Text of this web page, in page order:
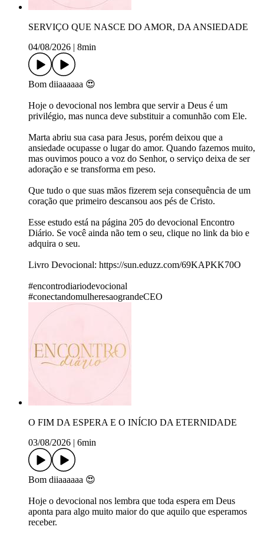
SERVIÇO QUE NASCE DO AMOR, DA ANSIEDADE
04/08/2026
8min
Bom diiaaaaaa 😍
Hoje o devocional nos lembra que servir a Deus é um
privilégio, mas nunca deve substituir a comunhão com Ele.
Marta abriu sua casa para Jesus, porém deixou que a
ansiedade ocupasse o lugar do amor. Quando fazemos muito,
mas ouvimos pouco a voz do Senhor, o serviço deixa de ser
adoração e se transforma em peso.
Que tudo o que suas mãos fizerem seja consequência de um
coração que primeiro descansou aos pés de Cristo.
Esse estudo está na página 205 do devocional Encontro
Diário. Se você ainda não tem o seu, clique no link da bio e
adquira o seu.
Livro Devocional: https://sun.eduzz.com/69KAPKK70O
#encontrodiariodevocional
#conectandomulheresaograndeCEO
O FIM DA ESPERA E O INÍCIO DA ETERNIDADE
03/08/2026
6min
Bom diiaaaaaa 😍
Hoje o devocional nos lembra que toda espera em Deus
aponta para algo muito maior do que aquilo que esperamos
receber.